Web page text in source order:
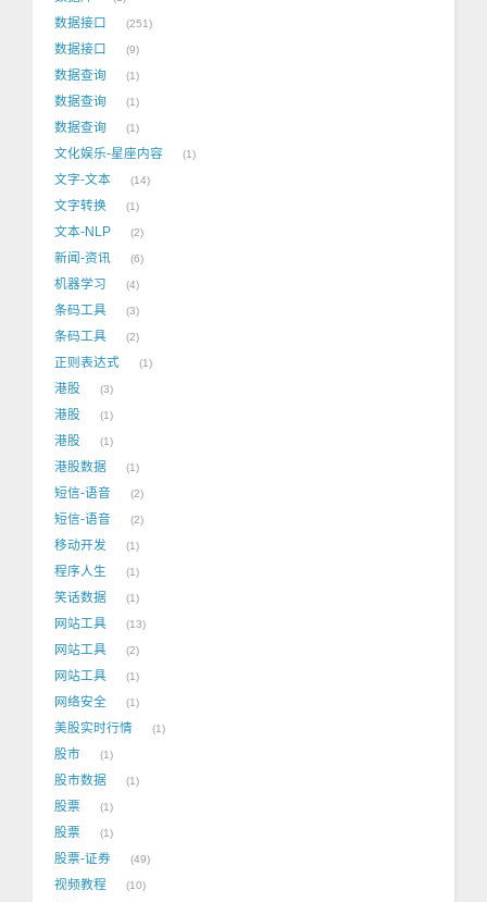
数据接口 251
数据接口 9
数据查询 1
数据查询 1
数据查询 1
文化娱乐-星座内容 1
文字-文本 14
文字转换 1
文本-NLP 2
新闻-资讯 6
机器学习 4
条码工具 3
条码工具 2
正则表达式 1
港股 3
港股 1
港股 1
港股数据 1
短信-语音 2
短信-语音 2
移动开发 1
程序人生 1
笑话数据 1
网站工具 13
网站工具 2
网站工具 1
网络安全 1
美股实时行情 1
股市 1
股市数据 1
股票 1
股票 1
股票-证券 49
视频教程 10